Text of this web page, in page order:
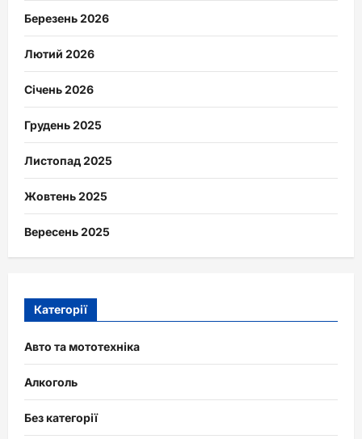
Березень 2026
Лютий 2026
Січень 2026
Грудень 2025
Листопад 2025
Жовтень 2025
Вересень 2025
Категорії
Авто та мототехніка
Алкоголь
Без категорії